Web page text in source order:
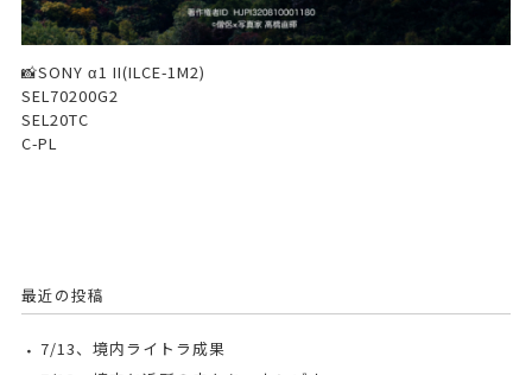
📸SONY α1 II(ILCE-1M2)
SEL70200G2
SEL20TC
C-PL
最近の投稿
7/13、境内ライトラ成果